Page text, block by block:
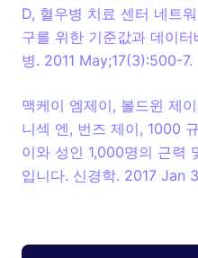
D, 혈우병 치료 센터 네트
구를 위한 기준값과 데이
병. 2011 May;17(3):500-7.
맥케이 엠제이, 볼드윈 제
니섹 엔, 번즈 제이, 1000
이와 성인 1,000명의 근력
입니다. 신경학. 2017 Jan